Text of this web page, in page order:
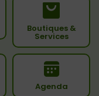
Boutiques &
Services
Agenda